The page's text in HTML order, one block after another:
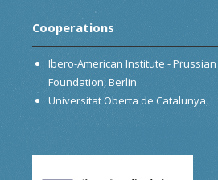
Cooperations
Ibero-American Institute -
Foundation, Berlin
Universitat Oberta de Catalunya